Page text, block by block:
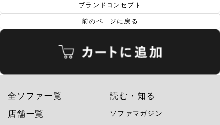
ブランドコンセプト
前のページに戻る
全ソファ一覧
店舗一覧
読む・知る
ソファマガジン